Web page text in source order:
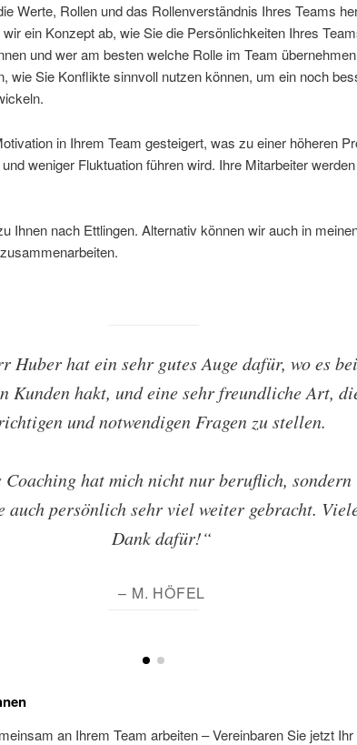
Werte, Rollen und das Rollenverständnis Ihres Teams
ein Konzept ab, wie Sie die Persönlichkeiten Ihres
und wer am besten welche Rolle im Team
wie Sie Konflikte sinnvoll nutzen können, um ein noch
in Ihrem Team gesteigert, was zu einer höheren
weniger Fluktuation führen wird. Ihre Mitarbeiter
Ihnen nach Ettlingen. Alternativ können wir auch in
Huber hat ein sehr gutes Auge dafür, wo es
Kunden hakt, und eine sehr freundliche Art,
und notwendigen Fragen zu stellen.
Coaching hat mich nicht nur beruflich, sondern
auch persönlich sehr viel weiter gebracht.
Dank dafür!“
– M. HÖFEL
an Ihrem Team arbeiten – Vereinbaren Sie jetzt Ihr